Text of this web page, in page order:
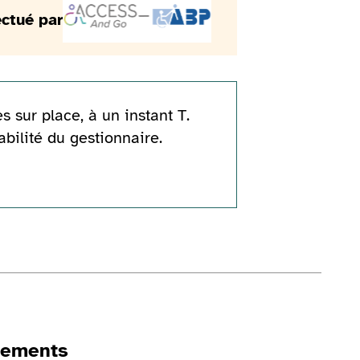
par
sur place, à un instant T.
du gestionnaire.